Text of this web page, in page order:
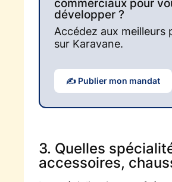
commerciaux pour
développer ?
Accédez aux meilleurs
sur Karavane.
✍️ Publier mon mandat
3. Quelles
accessoires,